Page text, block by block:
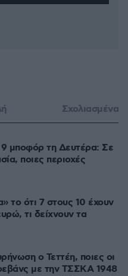
Σχολιασμένα
9 μποφόρ τη Δευτέρα: Σε
ποιες περιοχές
το ότι 7 στους 10 έχουν
τι δείχνουν τα
ο Τεττέη, ποιες οι
με την ΤΣΣΚΑ 1948